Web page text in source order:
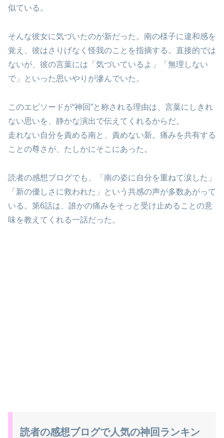
似ている。
そんな彼女に気づいたのが新だった。南の様子に違和感を
覚え、彼はさりげなく怪我のことを指摘する。直接的では
ないが、彼の言葉には「気づいているよ」「無理しない
で」といった思いやりが滲んでいた。
このエピソードが“神回”と称される理由は、言葉にしきれ
ない思いを、静かな演出で伝えてくれるからだ。
走れない自分を責める南と、責めない新。痛みを共有する
ことの尊さが、たしかにそこにあった。
読者の感想ブログでも、「南の姿に自分を重ねて涙した」
「新の優しさに救われた」という共感の声が多数あがって
いる。第6話は、誰かの痛みをそっと受け止めることの意
味を教えてくれる一話だった。
読者の感想ブログで人気の神回ランキン